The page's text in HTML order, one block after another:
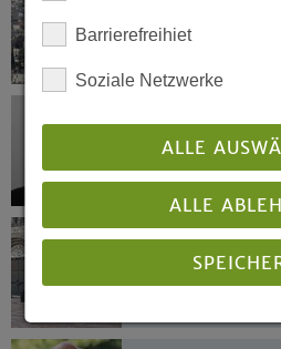
der Gewalt
Trauer um
12.05.2021
Bläser rufen
Kirchentag
Barrierefreihiet
Soziale Netzwerke
ALLE
ALLE